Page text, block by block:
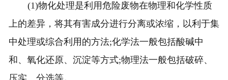
(1)物化处理是利用危险废物在物理和化学性质
上的差异，将其有害成分进行分离或浓缩，以利于集
中处理或综合利用的方法;化学法一般包括酸碱中
和、氧化还原、沉淀等方式;物理法一般包括破碎、